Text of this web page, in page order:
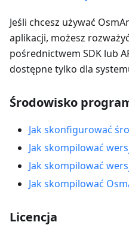
Jeśli chcesz używać
aplikacji, możesz
pośrednictwem SDK lub
dostępne tylko dla
Środowisko
Jak skonfigurować
Jak skompilować
Jak skompilować
Jak skompilować
Licencja